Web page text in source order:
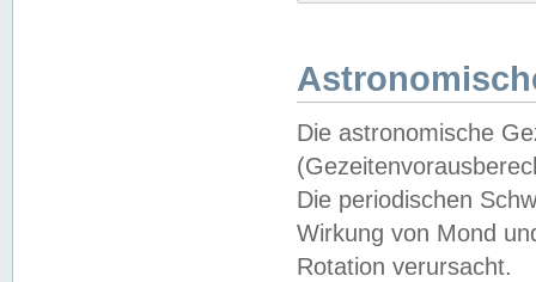
Die astronomische
Die periodischen
Wirkung von Mond
Rotation verursacht.